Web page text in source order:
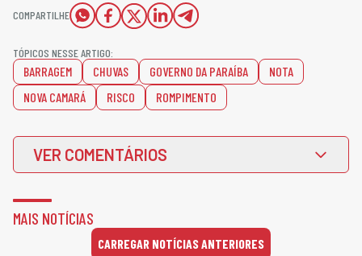
COMPARTILHE
TÓPICOS NESSE ARTIGO:
BARRAGEM CHUVAS GOVERNO DA PARAÍBA
NOTA
NOVA CAMARÁ
RISCO ROMPIMENTO
VER COMENTÁRIOS
MAIS NOTÍCIAS
CARREGAR NOTÍCIAS ANTERIORES